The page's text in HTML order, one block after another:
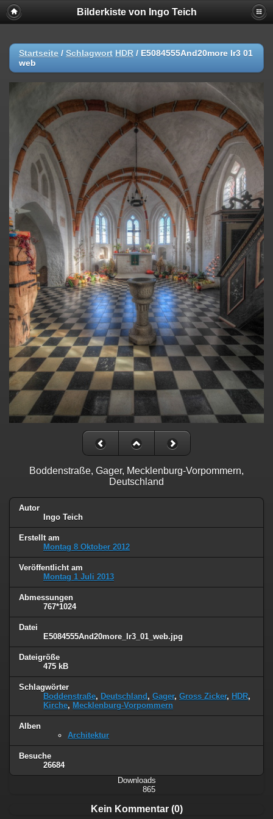
Bilderkiste von Ingo Teich
Startseite / Schlagwort HDR / E5084555And20more lr3 01
web
Boddenstraße, Gager, Mecklenburg-Vorpommern,
Deutschland
Autor
Ingo Teich
Erstellt am
Montag 8 Oktober 2012
Veröffentlicht am
Montag 1 Juli 2013
Abmessungen
767*1024
Datei
E5084555And20more_lr3_01_web.jpg
Dateigröße
475 kB
Schlagwörter
Boddenstraße, Deutschland , Gager, Gross Zicker, HDR,
Kirche, Mecklenburg-Vorpommern
Alben
Architektur
Besuche
26684
Downloads
865
Kein Kommentar (0)